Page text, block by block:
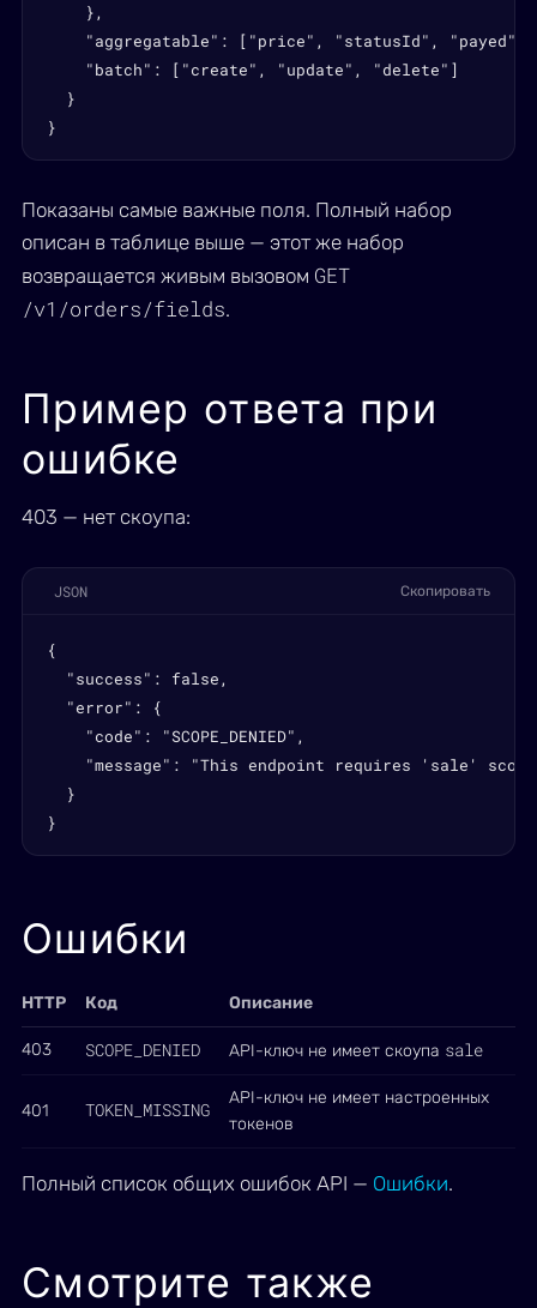
    },
"aggregatable": ["price", "statusId",
    "batch": ["create", "update", "delete"]
  }
}
Показаны самые важные поля. Полный набор
описан в таблице выше — этот же набор
возвращается живым вызовом GET
/v1/orders/fields.
Пример ответа при
ошибке
403 — нет скоупа:
JSON Скопировать
{
  "success": false,
  "error": {
    "code": "SCOPE_DENIED",
"message": "This endpoint requires 'sale'
  }
}
Ошибки
HTTP Код Описание
403 SCOPE_DENIED API-ключ не имеет скоупа sale
401 TOKEN_MISSING
API-ключ не имеет настроенных
токенов
Полный список общих ошибок API — Ошибки.
Смотрите также